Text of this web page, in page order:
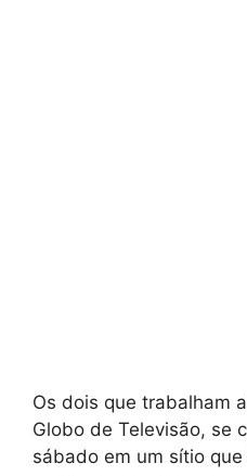
Os dois que trabalham
Globo de Televisão, se
sábado em um sítio